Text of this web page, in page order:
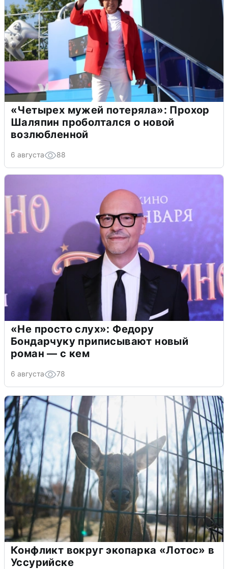
«Четырех мужей потеряла»: Прохор
Шаляпин проболтался о новой
возлюбленной
6 августа 88
«Не просто слух»: Федору
Бондарчуку приписывают новый
роман — с кем
6 августа 78
Конфликт вокруг экопарка «Лотос» в
Уссурийске